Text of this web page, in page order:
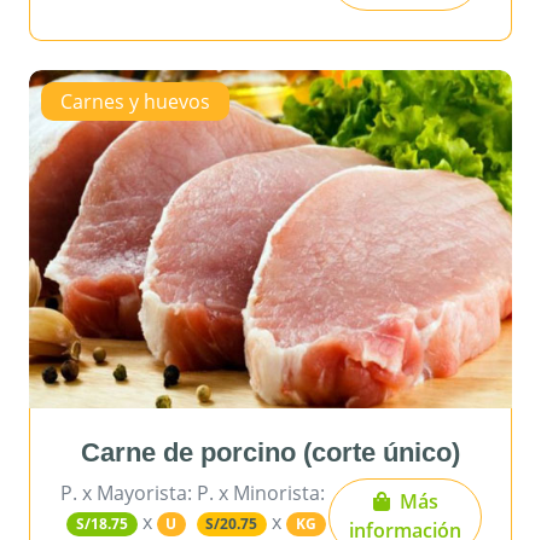
Carnes y huevos
Carne de porcino (corte único)
P. x Mayorista:
S/18.75 x U
P. x Minorista:
S/20.75 x KG
Más
información